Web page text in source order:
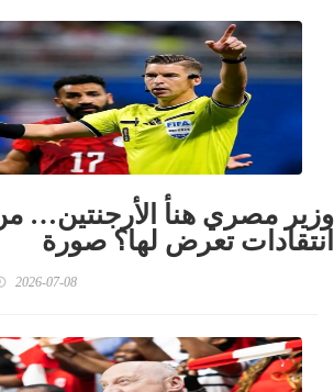
وزير مصري هنأ الأرجنتين…
انتقادات تعرض لها؟ صورة
2026-07-08